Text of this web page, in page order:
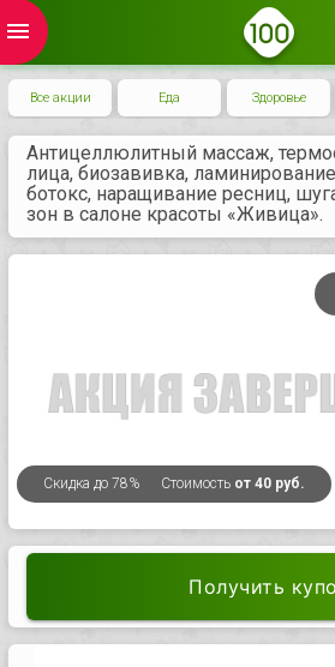
menu
Все акции Еда Здоровье
Антицеллюлитный массаж,
лица, биозавивка,
ботокс, наращивание ресниц,
зон в салоне красоты «Живица».
Скидка до 78% Стоимость от 40 руб.
Получить